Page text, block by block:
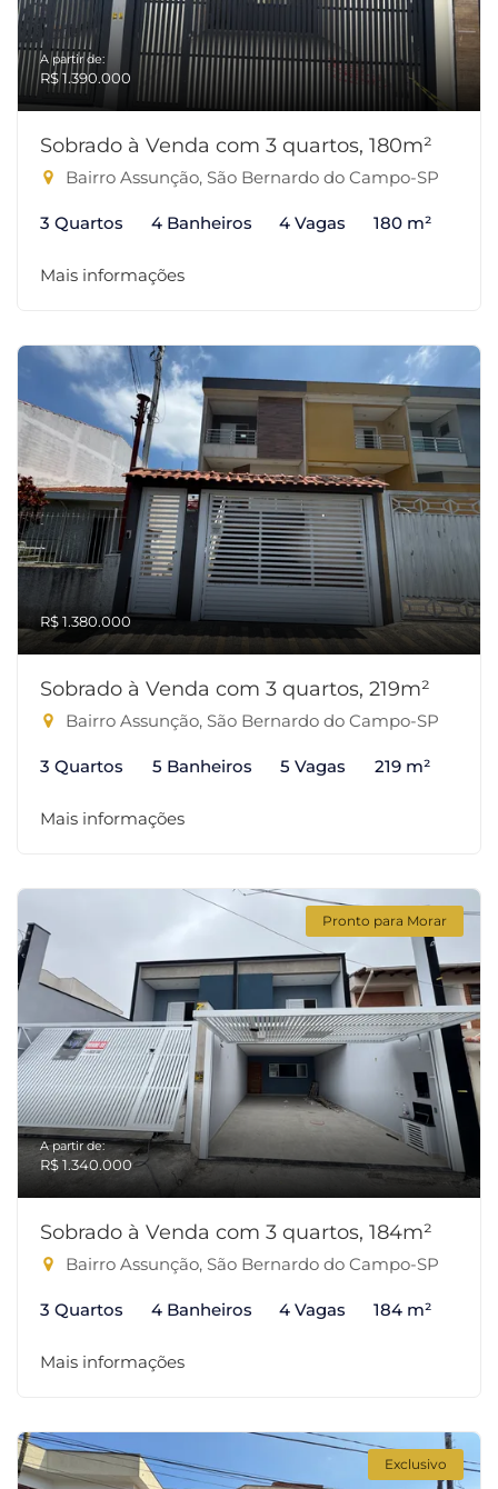
A partir de:
R$ 1.390.000
Sobrado à Venda com 3 quartos, 180m²
Bairro Assunção, São Bernardo do Campo-SP
3 Quartos 4 Banheiros 4 Vagas 180 m²
Mais informações
R$ 1.380.000
Sobrado à Venda com 3 quartos, 219m²
Bairro Assunção, São Bernardo do Campo-SP
3 Quartos 5 Banheiros 5 Vagas 219 m²
Mais informações
Pronto para Morar
A partir de:
R$ 1.340.000
Sobrado à Venda com 3 quartos, 184m²
Bairro Assunção, São Bernardo do Campo-SP
3 Quartos 4 Banheiros 4 Vagas 184 m²
Mais informações
Exclusivo